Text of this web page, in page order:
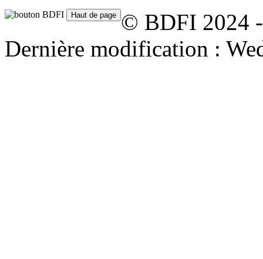
© BDFI 2024
Dernière modification :